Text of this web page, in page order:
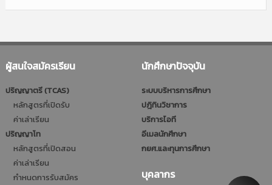
ผู้สนใจสมัครเรียน
ปริญญาตรี (TCAS)
หลักสูตรที่เปิดรับ
ค่าเล่าเรียน
ปริญญาโท
หลักสูตรที่เปิดสอน
ค่าเล่าเรียน
กำหนดการรับสมัคร
นักศึกษาปัจจุบัน
ระบบบริหารการศึกษา
ปฎิทินวิชาการ
บริการไอที
อีเมลนักศึกษา
กยศ.และทุนการศึกษา
บุคลากร